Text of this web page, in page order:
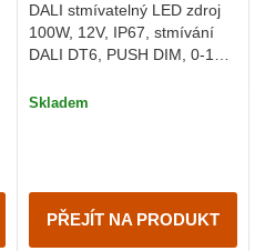
DALI stmívatelný LED zdroj
100W, 12V, IP67, stmívání
DALI DT6, PUSH DIM, 0-10V,
100k Ohm)
Skladem
PŘEJÍT NA PRODUKT